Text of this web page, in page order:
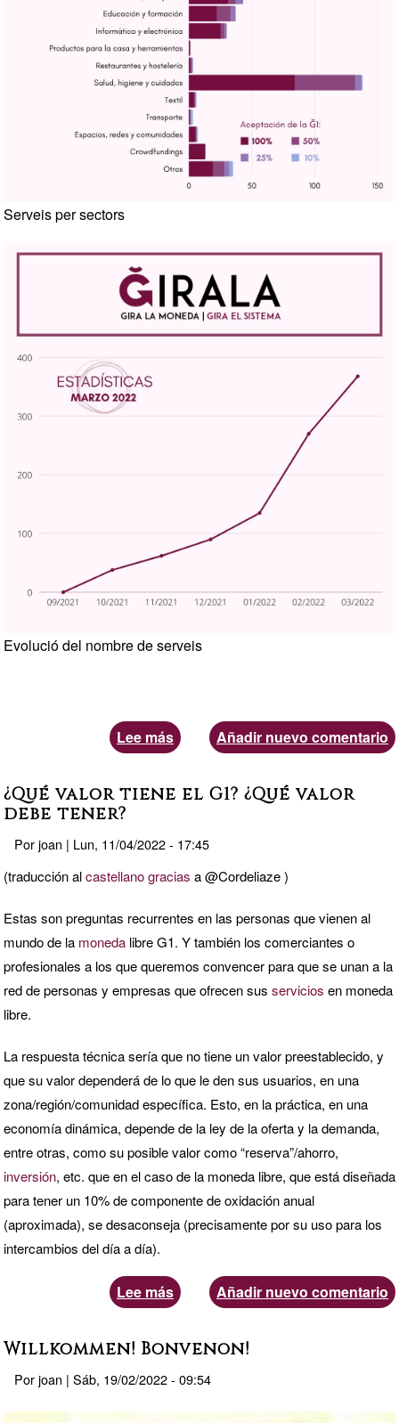
Serveis per sectors
Evolució del nombre de serveis
Lee más sobre
de
a
de
2022
Añadir nuevo comentario
¿Qué valor tiene el G1? ¿Qué valor
debe tener?
Porjoan | Lun, 11/04/2022 - 17:45
(traducción alcastellanogracias a @Cordeliaze )
Estas son preguntas recurrentes en las personas que vienen al
mundo de la moneda libre G1. Y también los comerciantes o
profesionales a los que queremos convencer para que se unan a la
red de personas y empresas que ofrecen sus servicios en moneda
libre.
La respuesta técnica sería que no tiene un valor preestablecido, y
que su valor dependerá de lo que le den sus usuarios, en una
zona/región/comunidad específica. Esto, en la práctica, en una
economía dinámica, depende de la ley de la oferta y la demanda,
entre otras, como su posible valor como “reserva”/ahorro,
inversión, etc. que en el caso de la moneda libre, que está diseñada
para tener un 10% de componente de oxidación anual
(aproximada), se desaconseja (precisamente por su uso para los
intercambios del día a día).
Lee más sobre
valor
el
Añadir nuevo comentario
Willkommen! Bonvenon!
Porjoan | Sáb, 19/02/2022 - 09:54